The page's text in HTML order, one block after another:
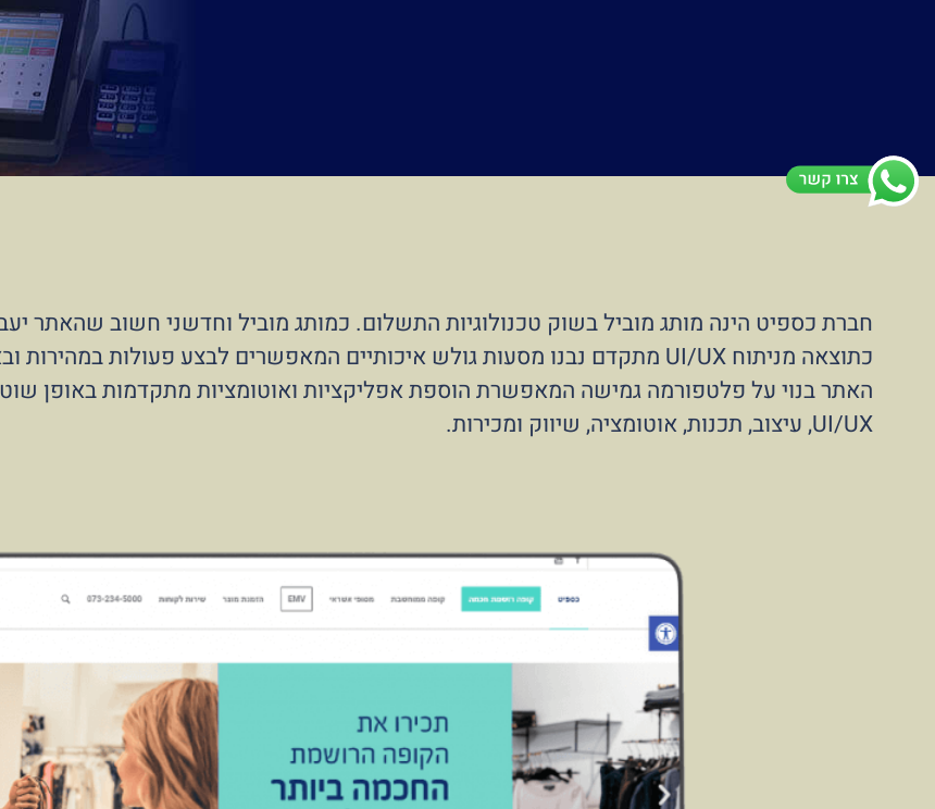
חברת כספיט הינה מותג מוביל בשוק טכנולוגיות התשלום. כמותג מוביל וחדשני חשוב שהאתר
כתוצאה מניתוח UI/UX מתקדם נבנו מסעות גולש איכותיים המאפשרים לבצע פעולות במהירות ובאופן ידידותי
האתר בנוי על פלטפורמה גמישה המאפשרת הוספת אפליקציות ואוטומציות מתקדמות באופן
UI/UX, עיצוב, תכנות, אוטומציה, שיווק ומכירות.